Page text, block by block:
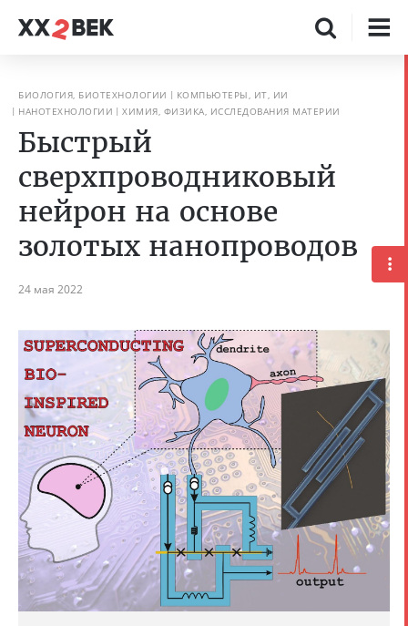
БИОЛОГИЯ, БИОТЕХНОЛОГИИ
КОМПЬЮТЕРЫ, ИТ, ИИ
НАНОТЕХНОЛОГИИ
ХИМИЯ, ФИЗИКА, ИССЛЕДОВАНИЯ МАТЕРИИ
Быстрый
сверхпроводниковый
нейрон на основе
золотых нанопроводов
24 мая 2022